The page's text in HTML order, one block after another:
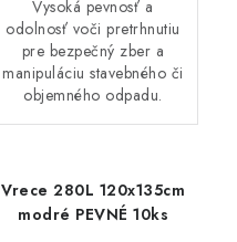
Vysoká pevnosť a
odolnosť voči pretrhnutiu
pre bezpečný zber a
manipuláciu stavebného či
objemného odpadu.
Vrece 280L 120x135cm
modré PEVNÉ 10ks